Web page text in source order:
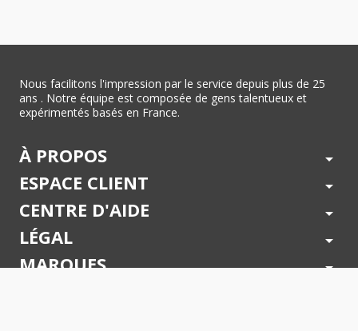
Nous facilitons l'impression par le service depuis plus de 25
ans . Notre équipe est composée de gens talentueux et
expérimentés basés en France.
À PROPOS arrow_drop_down
ESPACE CLIENT arrow_drop_down
CENTRE D'AIDE arrow_drop_down
LÉGAL arrow_drop_down
MARQUES arrow_drop_down